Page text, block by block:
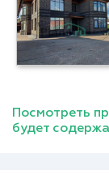
Посмотреть
будет